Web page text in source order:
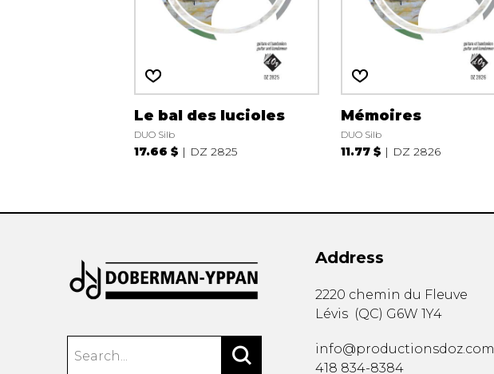
Le bal des lucioles
DUO Silb
17.66 $ DZ 2825
Mémoires
DUO Silb
11.77 $ DZ 2826
Address
2220 chemin du Fleuve
Lévis (QC) G6W 1Y4
info@productionsdoz.com
418 834-8384